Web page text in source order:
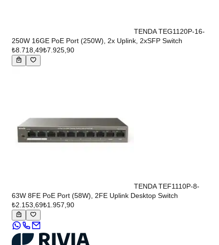
TENDA TEG1120P-16-
250W 16GE PoE Port (250W), 2x Uplink, 2xSFP Switch
₺8.718,49₺7.925,90
TENDA TEF1110P-8-
63W 8FE PoE Port (58W), 2FE Uplink Desktop Switch
₺2.153,69₺1.957,90